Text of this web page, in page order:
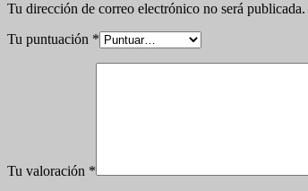
Tu dirección de correo electrónico no será publicada.
Tu puntuación *
Tu valoración *